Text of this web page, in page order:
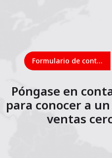
Formulario de contacto
Póngase en
para conocer a
ventas